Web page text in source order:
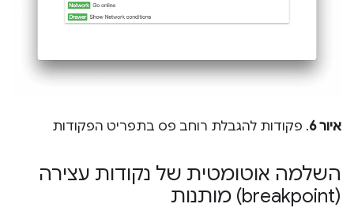
איור 6 . פקודות להגבלת רוחב פס בתפריט הפקודות
השלמה אוטומטית של נקודות עצירה
(breakpoint) מותנות